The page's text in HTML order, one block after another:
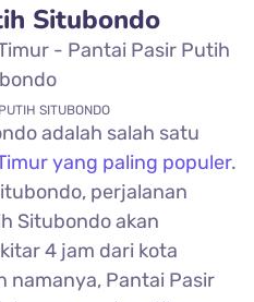
Situbondo
SITUBONDO
adalah salah satu
yang paling populer.
perjalanan
Situbondo akan
4 jam dari kota
namanya, Pantai Pasir